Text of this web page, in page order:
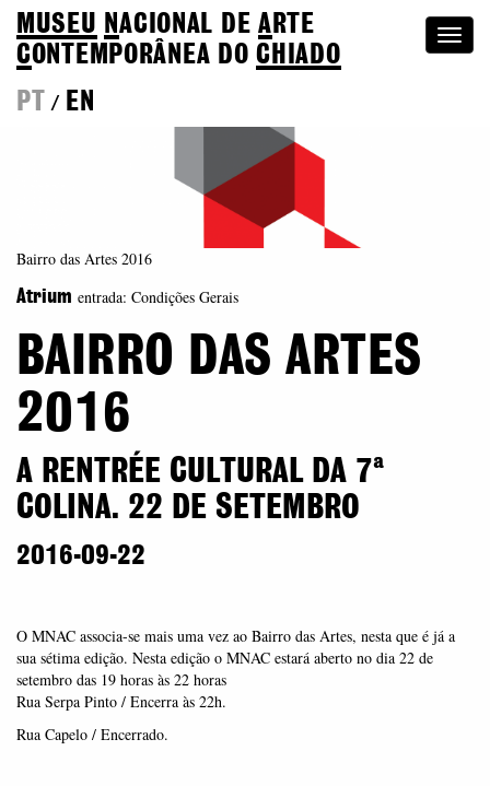
MUSEU NACIONAL DEA RTE
CONTEMPORÂNEA DOCHIADO
PT
/ EN
Bairro das Artes 2016
Atrium entrada: Condições Gerais
BAIRRO DAS ARTES
2016
A RENTRÉE CULTURAL DA 7ª
COLINA. 22 DE SETEMBRO
2016-09-22
O MNAC associa-se mais uma vez ao Bairro das Artes, nesta que é já a
sua sétima edição. Nesta edição o MNAC estará aberto no dia 22 de
setembro das 19 horas às 22 horas
Rua Serpa Pinto / Encerra às 22h.
Rua Capelo / Encerrado.